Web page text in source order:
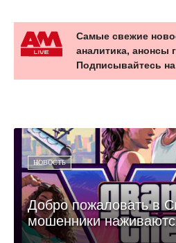
Самые свежие
аналитика, анонсы
Подписывайтесь
НОВОСТЬ
Добро пожаловать в
мошенники